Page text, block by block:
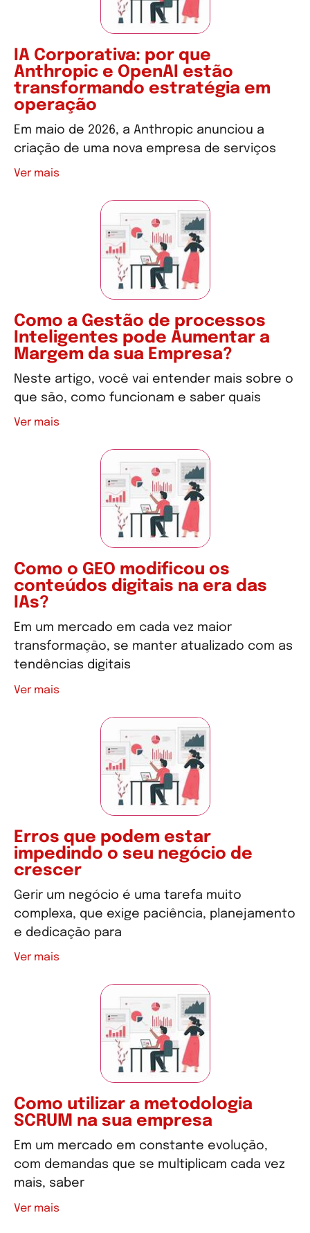
IA Corporativa: por que
Anthropic e OpenAI estão
transformando estratégia em
operação
Em maio de 2026, a Anthropic anunciou a
criação de uma nova empresa de serviços
Ver mais
Como a Gestão de processos
Inteligentes pode Aumentar a
Margem da sua Empresa?
Neste artigo, você vai entender mais sobre o
que são, como funcionam e saber quais
Ver mais
Como o GEO modificou os
conteúdos digitais na era das
IAs?
Em um mercado em cada vez maior
transformação, se manter atualizado com as
tendências digitais
Ver mais
Erros que podem estar
impedindo o seu negócio de
crescer
Gerir um negócio é uma tarefa muito
complexa, que exige paciência, planejamento
e dedicação para
Ver mais
Como utilizar a metodologia
SCRUM na sua empresa
Em um mercado em constante evolução,
com demandas que se multiplicam cada vez
mais, saber
Ver mais